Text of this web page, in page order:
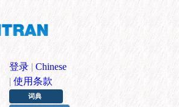
登录 | Chinese
| 使用条款
词典